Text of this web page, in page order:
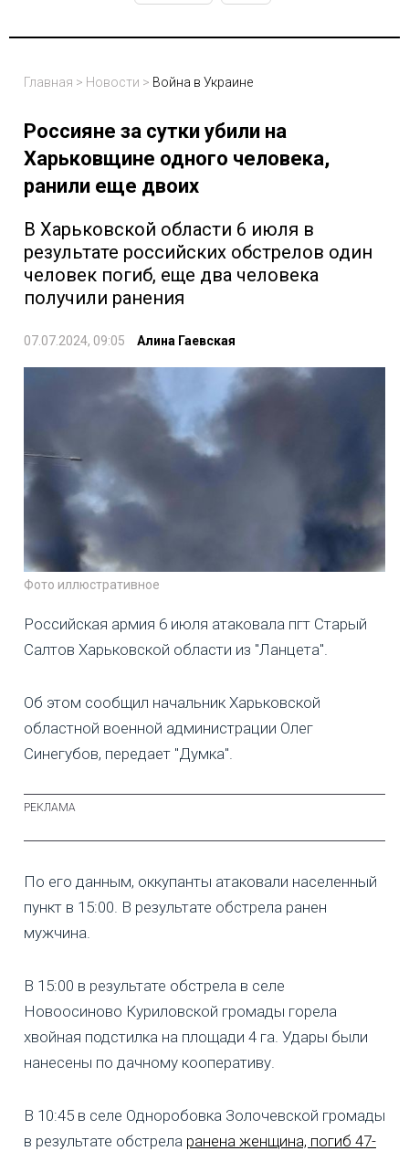
Главная > Новости > Война в Украине
Россияне за сутки убили на
Харьковщине одного человека,
ранили еще двоих
В Харьковской области 6 июля в
результате российских обстрелов один
человек погиб, еще два человека
получили ранения
07.07.2024, 09:05 Алина Гаевская
Фото иллюстративное
Российская армия 6 июля атаковала пгт Старый
Салтов Харьковской области из "Ланцета".
Об этом сообщил начальник Харьковской
областной военной администрации Олег
Синегубов, передает "Думка".
По его данным, оккупанты атаковали населенный
пункт в 15:00. В результате обстрела ранен
мужчина.
В 15:00 в результате обстрела в селе
Новоосиново Куриловской громады горела
хвойная подстилка на площади 4 га. Удары были
нанесены по дачному кооперативу.
В 10:45 в селе Одноробовка Золочевской громады
в результате обстрела ранена женщина, погиб 47-